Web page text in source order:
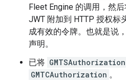
Fleet Engine 的调用，然
JWT 附加到 HTTP 授权标
成有效的令牌。也就是说
声明。
已将 GMTSAuthorization
GMTCAuthorization 。